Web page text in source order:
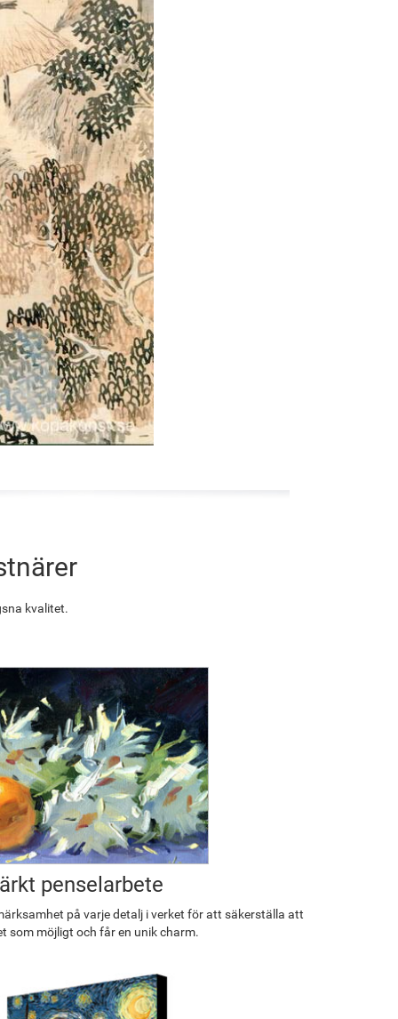
kvalitet.
penselarbete
på varje detalj i verket för att säkerställa att
som möjligt och får en unik charm.